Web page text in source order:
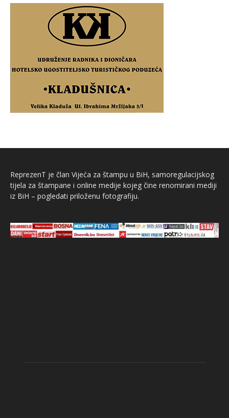
ReprezenT je član Vijeća za štampu u BiH, samoregulacijskog
tijela za štampane i online medije kojeg čine renomirani mediji
iz BiH – pogledati priloženu fotografiju.